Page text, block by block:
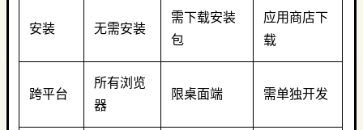
安装 无需安装
需下载安装
包
应用商店下
载
跨平台
所有浏览
器
限桌面端 需单独开发